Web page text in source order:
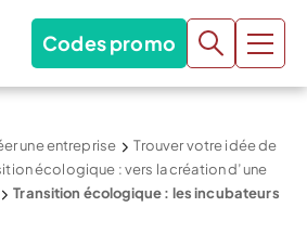
Codes promo
une entreprise
Trouver votre idée de
écologique : vers la création d’une
Transition écologique : les incubateurs